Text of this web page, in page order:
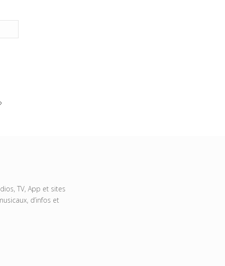
TV, App et sites
d’infos et